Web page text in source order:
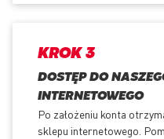
KROK 3
DOSTĘP DO
INTERNETOWEGO
Po założeniu konta
sklepu internetowego.